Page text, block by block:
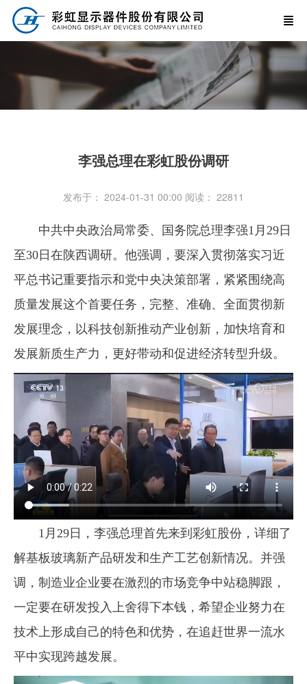
李强总理在彩虹股份调研
发布于： 2024-01-31 00:00 阅读： 22811
中共中央政治局常委、国务院总理李强1月29日
至30日在陕西调研。他强调，要深入贯彻落实习近
平总书记重要指示和党中央决策部署，紧紧围绕高
质量发展这个首要任务，完整、准确、全面贯彻新
发展理念，以科技创新推动产业创新，加快培育和
发展新质生产力，更好带动和促进经济转型升级。
1月29日，李强总理首先来到彩虹股份，详细了
解基板玻璃新产品研发和生产工艺创新情况。并强
调，制造业企业要在激烈的市场竞争中站稳脚跟，
一定要在研发投入上舍得下本钱，希望企业努力在
技术上形成自己的特色和优势，在追赶世界一流水
平中实现跨越发展。